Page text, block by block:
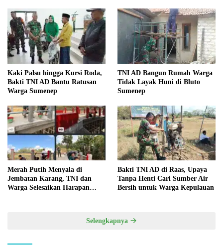
Kaki Palsu hingga Kursi Roda,
Bakti TNI AD Bantu Ratusan
Warga Sumenep
TNI AD Bangun Rumah Warga
Tidak Layak Huni di Bluto
Sumenep
Merah Putih Menyala di
Jembatan Karang, TNI dan
Warga Selesaikan Harapan
Bakti TNI AD di Raas, Upaya
Tanpa Henti Cari Sumber Air
Bersih untuk Warga Kepulauan
Selengkapnya